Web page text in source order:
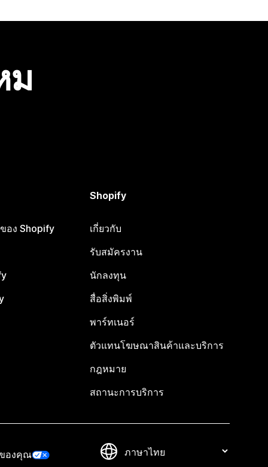
ม
อง Shopify
Shopify
เกี่ยวกับ
รับสมัครงาน
นักลงทุน
สื่อสิ่งพิมพ์
พาร์ทเนอร์
ตัวแทนโฆษณาสินค้าและบริการ
กฎหมาย
สถานะการบริการ
ของคุณ